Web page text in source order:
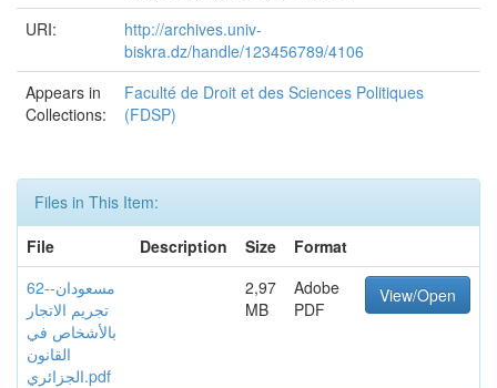
URI:
http://archives.univ-
biskra.dz/handle/123456789/4106
Appears in
Collections:
Faculté de Droit et des Sciences Politiques
(FDSP)
Files in This Item:
File
Description Size
Format
62-مسعودان-
تجريم الاتجار
بالأشخاص في
القانون
الجزائري.pdf
2,97
MB
Adobe
PDF
View/Open